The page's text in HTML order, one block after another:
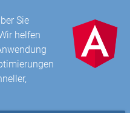
Sie
helfen